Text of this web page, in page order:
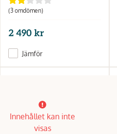
(3 omdömen)
2 490 kr
Jämför
Innehållet kan inte
visas